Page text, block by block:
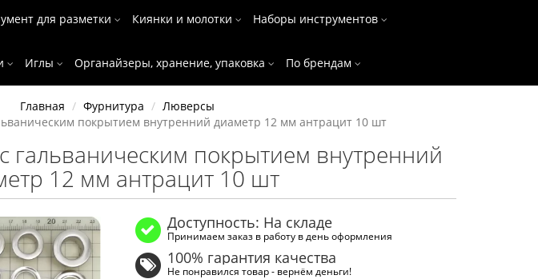
для разметки Киянки и молотки Наборы инструментов
Иглы Органайзеры, хранение, упаковка По брендам
Главная Фурнитура
Люверсы
покрытием внутренний диаметр 12 мм антрацит 10 шт
гальваническим покрытием внутренний
12 мм антрацит 10 шт
Доступность: На складе
Принимаем заказ в работу в день оформления
100% гарантия качества
Не понравился товар - вернём деньги!